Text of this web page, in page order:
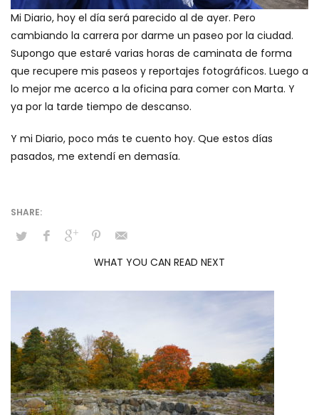
Mi Diario, hoy el día será parecido al de ayer. Pero
cambiando la carrera por darme un paseo por la ciudad.
Supongo que estaré varias horas de caminata de forma
que recupere mis paseos y reportajes fotográficos. Luego a
lo mejor me acerco a la oficina para comer con Marta. Y
ya por la tarde tiempo de descanso.
Y mi Diario, poco más te cuento hoy. Que estos días
pasados, me extendí en demasía.
WHAT YOU CAN READ NEXT